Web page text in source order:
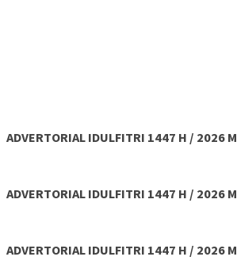
ADVERTORIAL IDULFITRI 1447 H / 2026 M
ADVERTORIAL IDULFITRI 1447 H / 2026 M
ADVERTORIAL IDULFITRI 1447 H / 2026 M